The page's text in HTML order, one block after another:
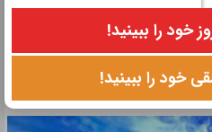
از دیدنی ترین دریاچه های گیلان
یک روزه و به یاد ماندنی به این
خود را ببینید!
خود را ببینید!